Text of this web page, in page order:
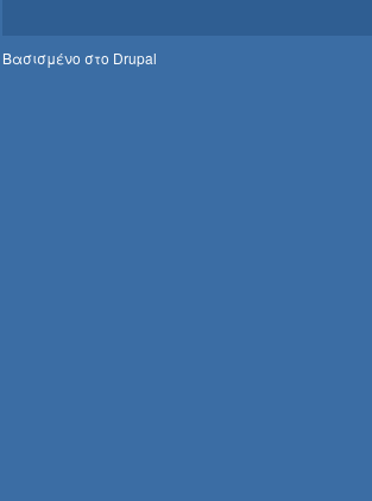
Βασισμένο στο Drupal